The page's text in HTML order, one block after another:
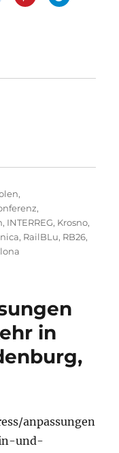
,
,
, INTERREG, Krosno,
, RailBLu, RB26,
in
anpassungen
und-